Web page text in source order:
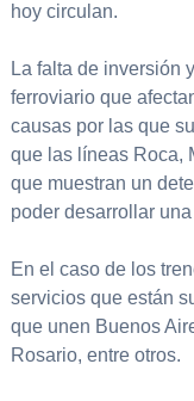
hoy circulan.
La falta de inversión
ferroviario que
causas por las que
que las líneas Roca,
que muestran un
poder desarrollar
En el caso de los
servicios que están
que unen Buenos
Rosario, entre otros.